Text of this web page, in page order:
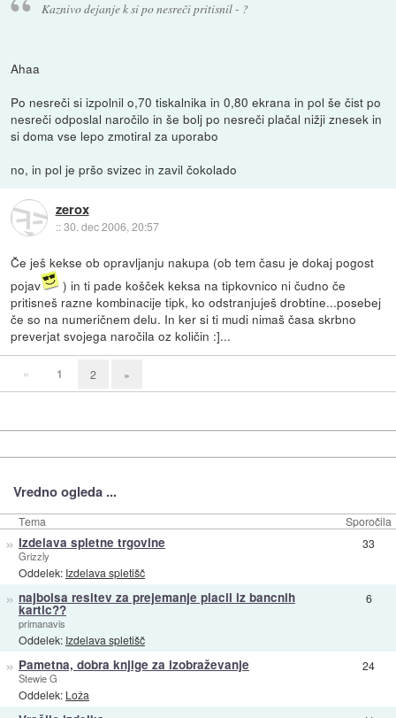
Kaznivo dejanje k si po nesreči pritisnil - ?
Ahaa
Po nesreči si izpolnil o,70 tiskalnika in 0,80 ekrana in pol še čist po
nesreči odposlal naročilo in še bolj po nesreči plačal nižji znesek in
si doma vse lepo zmotiral za uporabo
no, in pol je pršo svizec in zavil čokolado
zerox
::30. dec 2006, 20:57
Če ješ kekse ob opravljanju nakupa (ob tem času je dokaj pogost
pojav
) in ti pade košček keksa na tipkovnico ni čudno če
pritisneš razne kombinacije tipk, ko odstranjuješ drobtine...posebej
če so na numeričnem delu. In ker si ti mudi nimaš časa skrbno
preverjat svojega naročila oz količin :]...
« 1 2 »
Vredno ogleda ...
Tema Sporočila
» Izdelava spletne trgovine
Grizzly
Oddelek: Izdelava spletišč
33
» najbolsa resitev za prejemanje placil iz bancnih
kartic??
primanavis
Oddelek: Izdelava spletišč
6
» Pametna, dobra knjige za izobraževanje
Stewie G
Oddelek: Loža
24